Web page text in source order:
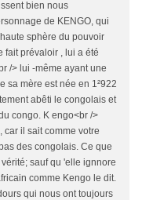
bien nous
de KENGO, qui
sphère du pouvoir
fait prévaloir , lui a été
/> lui -même ayant une
sa mère est née en 1²922
abêti le congolais et
congo. K engo<br />
car il sait comme votre
des congolais. Ce que
sauf qu 'elle ignnore
comme Kengo le dit.
qui nous ont toujours